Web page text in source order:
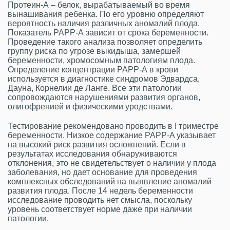
Протеин-А – белок, вырабатываемый во время
вынашивания ребенка. По его уровню определяют
вероятность наличия различных аномалий плода.
Показатель РАРР-А зависит от срока беременности.
Проведение такого анализа позволяет определить
группу риска по угрозе выкидыша, замершей
беременности, хромосомным патологиям плода.
Определение концентрации РАРР-А в крови
используется в диагностике синдромов Эдвардса,
Дауна, Корнелии де Ланге. Все эти патологии
сопровождаются нарушениями развития органов,
олигофренией и физическими уродствами.
Тестирование рекомендовано проводить в I триместре
беременности. Низкое содержание PAPP-A указывает
на высокий риск развития осложнений. Если в
результатах исследования обнаруживаются
отклонения, это не свидетельствует о наличии у плода
заболевания, но дает основание для проведения
комплексных обследований на выявление аномалий
развития плода. После 14 недель беременности
исследование проводить нет смысла, поскольку
уровень соответствует норме даже при наличии
патологии.